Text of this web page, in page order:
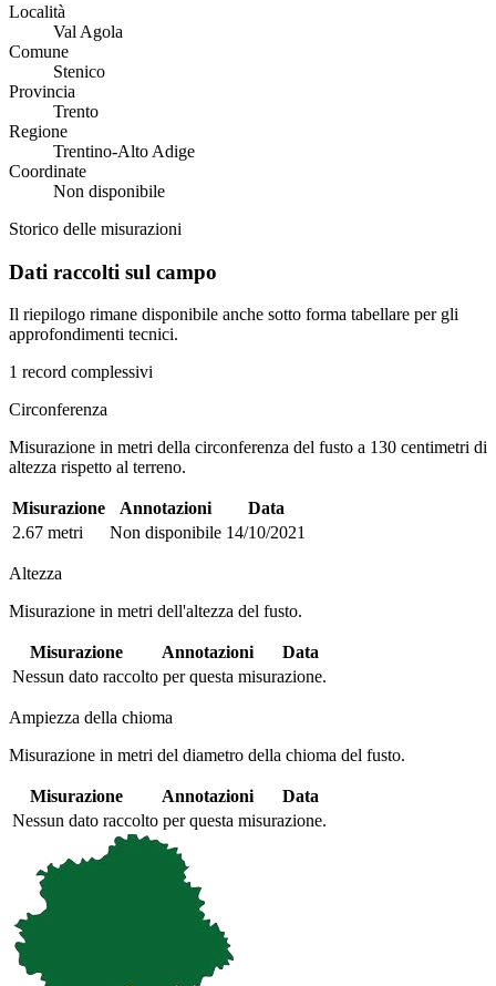
Località
Val Agola
Comune
Stenico
Provincia
Trento
Regione
Trentino-Alto Adige
Coordinate
Non disponibile
Storico delle misurazioni
Dati raccolti sul campo
Il riepilogo rimane disponibile anche sotto forma tabellare per gli
approfondimenti tecnici.
1 record complessivi
Circonferenza
Misurazione in metri della circonferenza del fusto a 130 centimetri di
altezza rispetto al terreno.
Misurazione Annotazioni
Data
2.67 metri
Non disponibile 14/10/2021
Altezza
Misurazione in metri dell'altezza del fusto.
Misurazione Annotazioni
Data
Nessun dato raccolto per questa misurazione.
Ampiezza della chioma
Misurazione in metri del diametro della chioma del fusto.
Misurazione Annotazioni
Data
Nessun dato raccolto per questa misurazione.